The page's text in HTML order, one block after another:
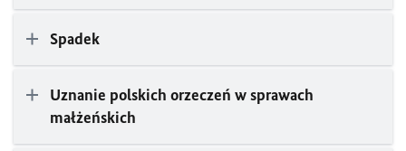
Spadek
Uznanie polskich orzeczeń w sprawach
małżeńskich